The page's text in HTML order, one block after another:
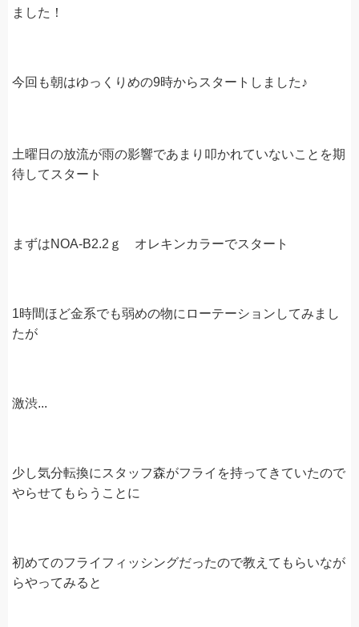
ました！
今回も朝はゆっくりめの9時からスタートしました♪
土曜日の放流が雨の影響であまり叩かれていないことを期
待してスタート
まずはNOA-B2.2ｇ オレキンカラーでスタート
1時間ほど金系でも弱めの物にローテーションしてみまし
たが
激渋...
少し気分転換にスタッフ森がフライを持ってきていたので
やらせてもらうことに
初めてのフライフィッシングだったので教えてもらいなが
らやってみると